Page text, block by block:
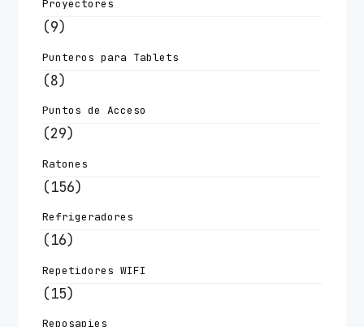
Proyectores
(9)
Punteros para Tablets
(8)
Puntos de Acceso
(29)
Ratones
(156)
Refrigeradores
(16)
Repetidores WIFI
(15)
Reposapies